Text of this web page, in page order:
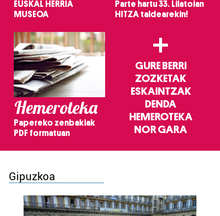
EUSKAL HERRIA
MUSEOA
Parte hartu 33. Lilatoian
HITZA taldearekin!
Hemeroteka
Papereko zenbakiak
PDF formatuan
+
GURE BERRI
ZOZKETAK
ESKAINTZAK
DENDA
HEMEROTEKA
NOR GARA
Gipuzkoa